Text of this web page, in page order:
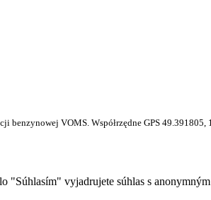
benzynowej VOMS. Współrzędne GPS 49.391805,
vyjadrujete súhlas s